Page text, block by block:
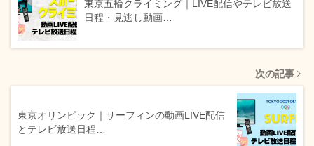
東京五輪クライミング｜LIVE配信やテレビ放送
日程・見逃し動画…
次の記事
東京オリンピック｜サーフィンの動画LIVE配信
とテレビ放送日程…